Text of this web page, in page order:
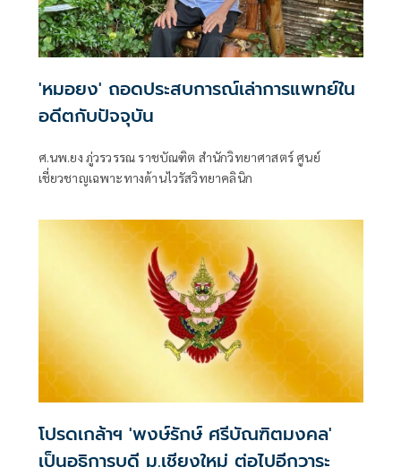
'หมอยง' ถอดประสบการณ์เล่าการแพทย์ใน
อดีตกับปัจจุบัน
ศ.นพ.ยง ภู่วรวรรณ ราชบัณฑิต สำนักวิทยาศาสตร์ ศูนย์
เชี่ยวชาญเฉพาะทางด้านไวรัสวิทยาคลินิก
โปรดเกล้าฯ 'พงษ์รักษ์ ศรีบัณฑิตมงคล'
เป็นอธิการบดี ม.เชียงใหม่ ต่อไปอีกวาระ